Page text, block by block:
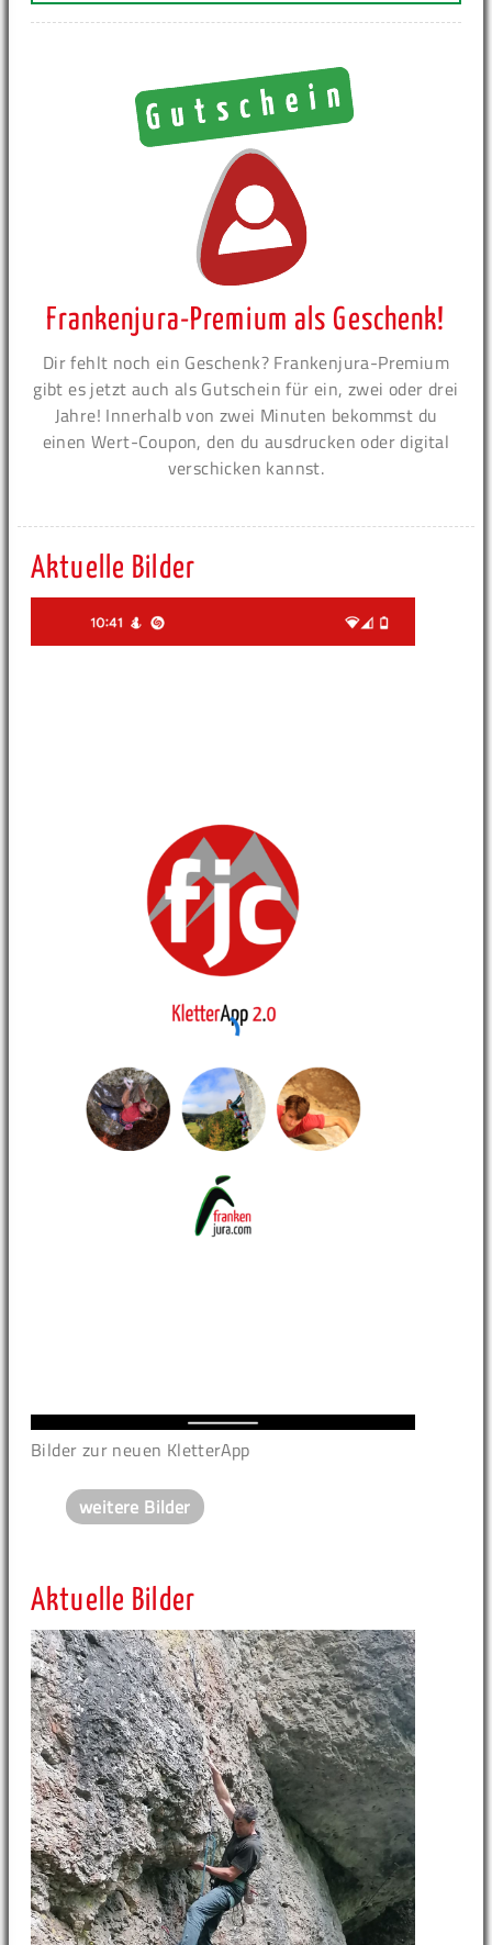
Frankenjura-Premium als Geschenk!
Dir fehlt noch ein Geschenk? Frankenjura-Premium
gibt es jetzt auch als Gutschein für ein, zwei oder drei
Jahre! Innerhalb von zwei Minuten bekommst du
einen Wert-Coupon, den du ausdrucken oder digital
verschicken kannst.
Aktuelle Bilder
Bilder zur neuen KletterApp
weitere Bilder
Aktuelle Bilder